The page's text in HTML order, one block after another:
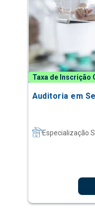
Taxa de Inscrição
Auditoria em
Especialização